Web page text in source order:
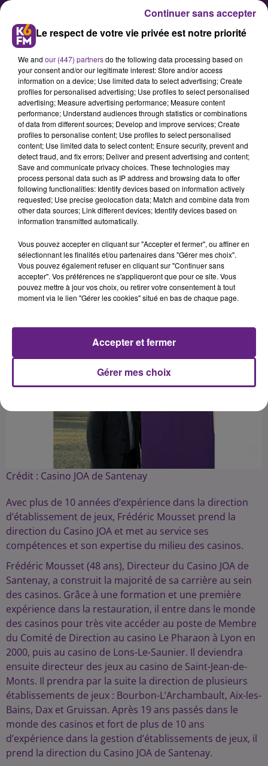
Un nouveau directeur au casino
JOA de Santenay
On a appris ce mardi la nomination
de Frédéric Mousset comme
nouveau Directeur Général du
casino JOA de Santenay.
Publié : 19 février 2019 à 16h40 par la rédaction
Crédit : Casino JOA de Santenay
Avec plus de 10 années d’expérience dans la direction
d’établissement de jeux, Frédéric Mousset prend la
direction du Casino JOA et met au service ses
compétences et son expertise du milieu des casinos.
Frédéric Mousset (48 ans), Directeur du Casino JOA de
Santenay, a construit la majorité de sa carrière au sein
des casinos. Grâce à une formation et une première
expérience dans la restauration, il entre dans le monde
des casinos pour très vite accéder au poste de Membre
du Comité de Direction au casino Le Pharaon à Lyon en
2000, puis au casino de Lons-Le-Saunier. Il deviendra
ensuite directeur des jeux au casino de Saint-Jean-de-
Monts. Il prendra par la suite la direction de plusieurs
établissements de jeux : Bourbon-L’Archambault, Aix-les-
Bains, Dax et Gruissan. Après 19 ans passés dans le
monde des casinos et fort de plus de 10 ans
d’expérience dans la gestion d’établissements de jeux, il
prend la direction du Casino JOA de Santenay.
Le respect de votre vie privée est notre priorité
We and our (447) partnersdo the following data processing based on
your consent and/or our legitimate interest: Store and/or access
information on a device; Use limited data to select advertising; Create
profiles for personalised advertising; Use profiles to select personalised
advertising; Measure advertising performance; Measure content
performance; Understand audiences through statistics or combinations
of data from different sources; Develop and improve services; Create
profiles to personalise content; Use profiles to select personalised
content; Use limited data to select content; Ensure security, prevent and
detect fraud, and fix errors; Deliver and present advertising and content;
Save and communicate privacy choices. These technologies may
process personal data such as IP address and browsing data to offer
following functionalities: Identify devices based on information actively
requested; Use precise geolocation data; Match and combine data from
other data sources; Link different devices; Identify devices based on
information transmitted automatically.
Vous pouvez accepter en cliquant sur "Accepter et fermer", ou affiner en
sélectionnant les finalités et/ou partenaires dans "Gérer mes choix".
Vous pouvez également refuser en cliquant sur "Continuer sans
accepter". Vos préférences ne s'appliqueront que pour ce site. Vous
pouvez mettre à jour vos choix, ou retirer votre consentement à tout
moment via le lien "Gérer les cookies" situé en bas de chaque page.
Gérer mes choix
Accepter et fermer
Continuer sans accepter